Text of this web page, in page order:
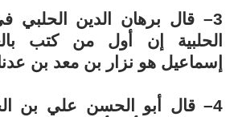
3– قال برهان الدين الحلبي
الحلبية إن أول من كتب
إسماعيل هو نزار بن معد بن
4– قال أبو الحسن علي بن